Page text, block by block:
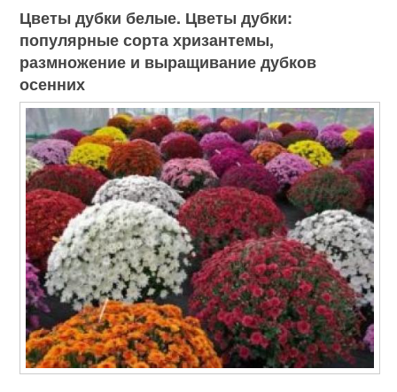
Цветы дубки белые. Цветы дубки:
популярные сорта хризантемы,
размножение и выращивание дубков
осенних